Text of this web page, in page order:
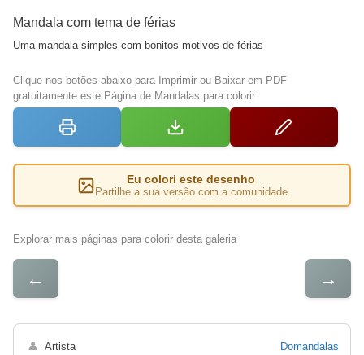
Mandala com tema de férias
Uma mandala simples com bonitos motivos de férias
Clique nos botões abaixo para Imprimir ou Baixar em PDF
gratuitamente este Página de Mandalas para colorir
Eu colori este desenho
Partilhe a sua versão com a comunidade
Explorar mais páginas para colorir desta galeria
← →
👤 Artista Domandalas